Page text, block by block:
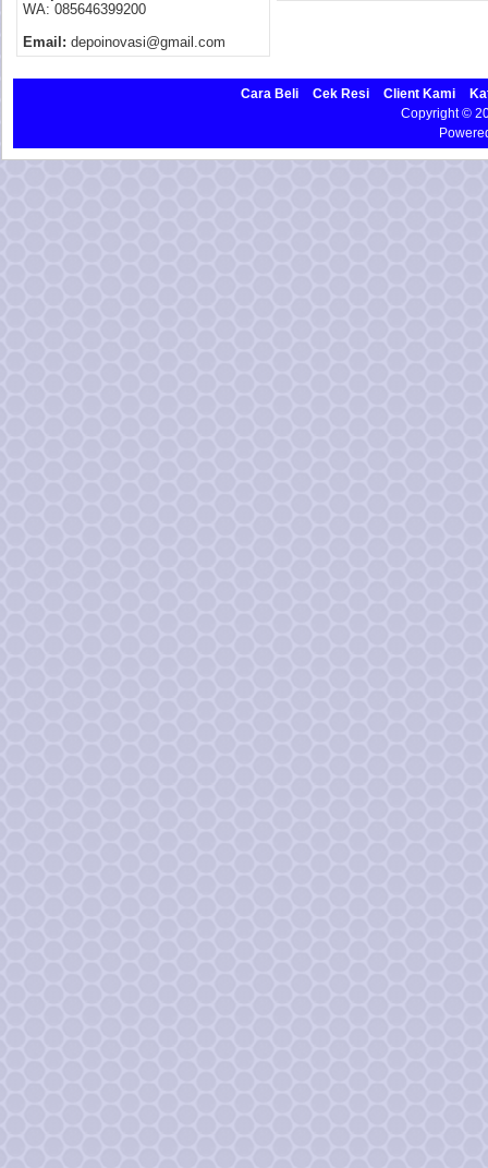
WA: 085646399200
Email: depoinovasi@gmail.com
Cara Beli Cek Resi Client Kami
Copyright ©